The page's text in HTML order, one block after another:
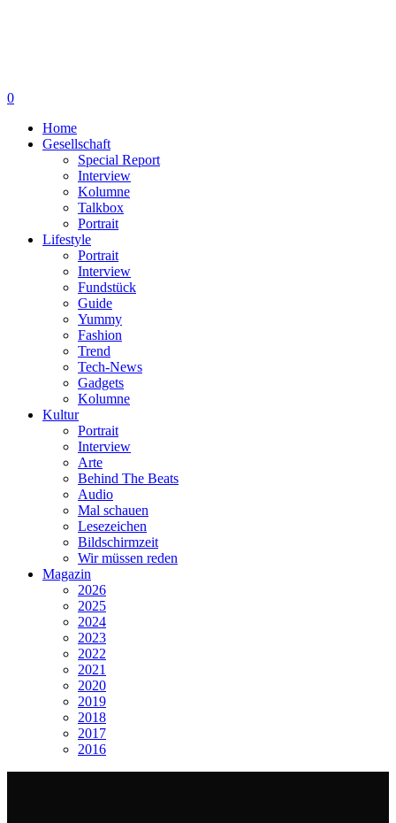
0
Home
Gesellschaft
Special Report
Interview
Kolumne
Talkbox
Portrait
Lifestyle
Portrait
Interview
Fundstück
Guide
Yummy
Fashion
Trend
Tech-News
Gadgets
Kolumne
Kultur
Portrait
Interview
Arte
Behind The Beats
Audio
Mal schauen
Lesezeichen
Bildschirmzeit
Wir müssen reden
Magazin
2026
2025
2024
2023
2022
2021
2020
2019
2018
2017
2016